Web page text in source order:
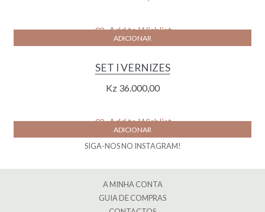
Add to Wishlist
ADICIONAR
SET I VERNIZES
Kz36.000,00
Add to Wishlist
ADICIONAR
SIGA-NOS NO INSTAGRAM!
A MINHA CONTA
GUIA DE COMPRAS